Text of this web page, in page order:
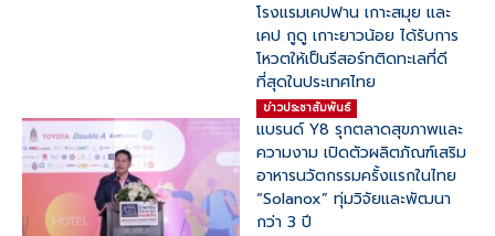
โรงแรมเคปฟาน เกาะสมุย และ
เคป กูดู เกาะยาวน้อย ได้รับการ
โหวตให้เป็นรีสอร์ทติดทะเลที่ดี
ที่สุดในประเทศไทย
ข่าวประชาสัมพันธ์
แบรนด์ Y8 รุกตลาดสุขภาพและ
ความงาม เปิดตัวผลิตภัณฑ์เสริม
อาหารนวัตกรรมครั้งแรกในไทย
“Solanox” ทุ่มวิจัยและพัฒนา
กว่า 3 ปี